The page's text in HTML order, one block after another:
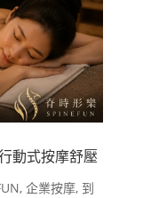
動式按摩舒壓
, 企業按摩, 到